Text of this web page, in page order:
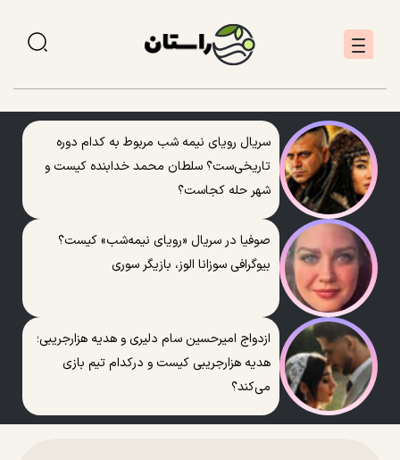
سریال رویای نیمه شب مربوط به کدام دوره
تاریخی‌ست؟ سلطان محمد خدابنده کیست و
شهر حله کجاست؟
صوفیا در سریال «رویای نیمه‌شب» کیست؟
بیوگرافی سوزانا الوز، بازیگر سوری
ازدواج امیرحسین سام دلیری و هدیه هزارجریبی؛
هدیه هزارجریبی کیست و درکدام تیم بازی
می‌کند؟